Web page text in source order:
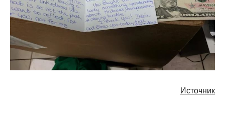
Источник